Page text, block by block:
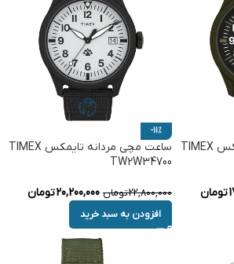
ساعت مچی مردانه تایمکس TIMEX
تومان
-11%
ساعت مچی مردانه تایمکس TIMEX
TW2W34700
22,800,000تومان 20,200,000تومان
افزودن به سبد خرید